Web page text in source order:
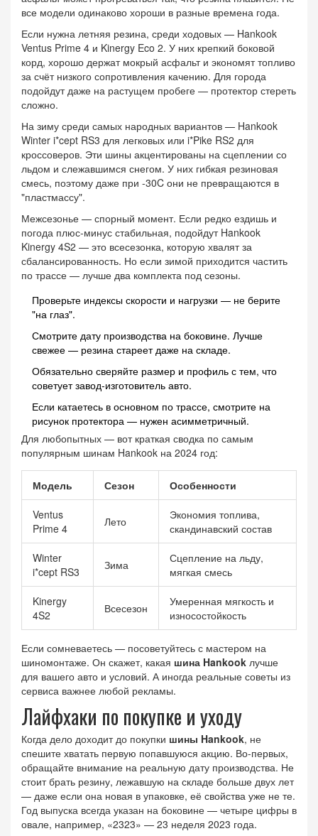
все модели одинаково хороши в разные времена года.
Если нужна летняя резина, среди ходовых — Hankook
Ventus Prime 4 и Kinergy Eco 2. У них крепкий боковой
корд, хорошо держат мокрый асфальт и экономят топливо
за счёт низкого сопротивления качению. Для города
подойдут даже на растущем пробеге — протектор стереть
сложно.
На зиму среди самых народных вариантов — Hankook
Winter i*cept RS3 для легковых или i*Pike RS2 для
кроссоверов. Эти шины акцентированы на сцеплении со
льдом и слежавшимся снегом. У них гибкая резиновая
смесь, поэтому даже при -30C они не превращаются в
"пластмассу".
Межсезонье — спорный момент. Если редко ездишь и
погода плюс-минус стабильная, подойдут Hankook
Kinergy 4S2 — это всесезонка, которую хвалят за
сбалансированность. Но если зимой приходится частить
по трассе — лучше два комплекта под сезоны.
Проверьте индексы скорости и нагрузки — не берите
"на глаз".
Смотрите дату производства на боковине. Лучше
свежее — резина стареет даже на складе.
Обязательно сверяйте размер и профиль с тем, что
советует завод-изготовитель авто.
Если катаетесь в основном по трассе, смотрите на
рисунок протектора — нужен асимметричный.
Для любопытных — вот краткая сводка по самым
популярным шинам Hankook на 2024 год:
Модель Сезон Особенности
Ventus
Prime 4
Лето
Экономия топлива,
скандинавский состав
Winter
i*cept RS3
Зима
Сцепление на льду,
мягкая смесь
Kinergy
4S2
Всесезон
Умеренная мягкость и
износостойкость
Если сомневаетесь — посоветуйтесь с мастером на
шиномонтаже. Он скажет, какая шина Hankook лучше
для вашего авто и условий. А иногда реальные советы из
сервиса важнее любой рекламы.
Лайфхаки по покупке и уходу
Когда дело доходит до покупки шины Hankook, не
спешите хватать первую попавшуюся акцию. Во-первых,
обращайте внимание на реальную дату производства. Не
стоит брать резину, лежавшую на складе больше двух лет
— даже если она новая в упаковке, её свойства уже не те.
Год выпуска всегда указан на боковине — четыре цифры в
овале, например, «2323» — 23 неделя 2023 года.